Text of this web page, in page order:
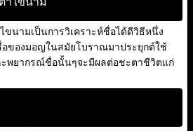
ขนามเป็นการวิเคราะห์ชื่อได้ดีวิธีหนึ่ง
อของมอญในสมัยโบราณมาประยุกต์ใช้
ะพยากรณ์ชื่อนั้นๆจะมีผลต่อชะตาชีวิตแก่